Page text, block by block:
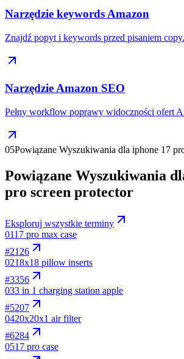
Narzędzie keywords Amazon
Znajdź popyt i keywords przed pisaniem copy.
Narzędzie Amazon SEO
Pełny workflow poprawy widoczności ofert
05Powiązane Wyszukiwania dla iphone 17
Powiązane Wyszukiwania
pro screen protector
Eksploruj wszystkie terminy
0117 pro max case
#2126
0218x18 pillow inserts
#3356
033 in 1 charging station apple
#5207
0420x20x1 air filter
#6284
0517 pro case